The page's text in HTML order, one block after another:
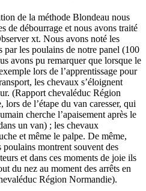
de la méthode Blondeau nous
de débourrage et nous avons traité
xt. Nous avons noté les
par les poulains de notre panel (100
avons pu remarquer que lorsque le
lors de l’apprentissage pour
les chevaux s’éloignent
(Rapport chevaléduc Région
de l’étape du van caresser, qui
cherche l’apaisement après le
un van) ; les chevaux
et même le palpe. De même,
montrent souvent des
et dans ces moments de joie ils
du nez au moment des arrêts en
Région Normandie).